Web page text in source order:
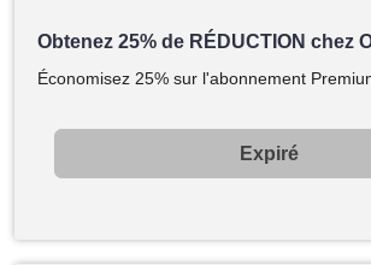
Obtenez 25% de RÉDUCTION chez
Économisez 25% sur l'abonnement
Expiré